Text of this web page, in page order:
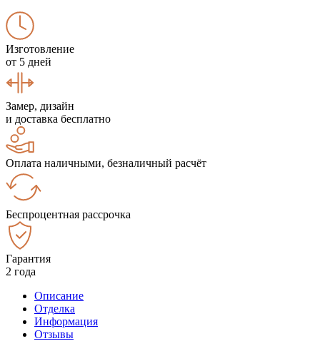
Изготовление
от 5 дней
Замер, дизайн
и доставка бесплатно
Оплата наличными, безналичный расчёт
Беспроцентная рассрочка
Гарантия
2 года
Описание
Отделка
Информация
Отзывы